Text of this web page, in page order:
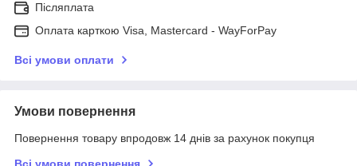
Післяплата
Оплата карткою Visa, Mastercard - WayForPay
Всі умови оплати
Умови повернення
Повернення товару впродовж 14 днів за рахунок покупця